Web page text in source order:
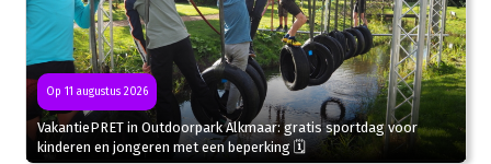
Op 11 augustus 2026
VakantiePRET in Outdoorpark Alkmaar: gratis sportdag voor
kinderen en jongeren met een beperking 🗓